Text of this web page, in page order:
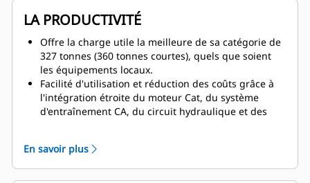
l'avertissement du capteur de porte relié au serrage
du frein de stationnement.
Ralentissement dynamique total via une grille
radiale compacte, soutenu par la conception
éprouvée des freins Caterpillar refroidis par huile
sur les quatre roues, pour une maniabilité stable et
un freinage en toute sécurité.
Système de freinage secondaire entièrement
secondaire à commande hydraulique qui sert de
secours aux commandes électroniques.
LA PRODUCTIVITÉ
Offre la charge utile la meilleure de sa catégorie de
327 tonnes (360 tonnes courtes), quels que soient
les équipements locaux.
Facilité d'utilisation et réduction des coûts grâce à
l'intégration étroite du moteur Cat, du système
d'entraînement CA, du circuit hydraulique et des
tombereau pour optimiser le rendement
énergétique, la vitesse en pente et les charges
En savoir plus